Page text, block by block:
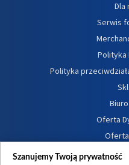
Dla
Serwis
Polityka
Polityka
Oferta
Szanujemy Twoją prywatność